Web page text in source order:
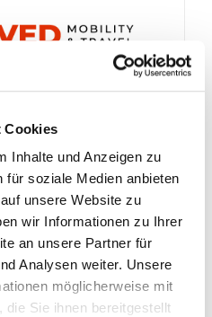
Cookies
Inhalte und Anzeigen zu
für soziale Medien anbieten
unsere Website zu
wir Informationen zu Ihrer
an unsere Partner für
Analysen weiter. Unsere
möglicherweise mit
Sie ihnen bereitgestellt
Omnistor
cm Tuch Farbe
weiß
Enthält 19% MwSt.